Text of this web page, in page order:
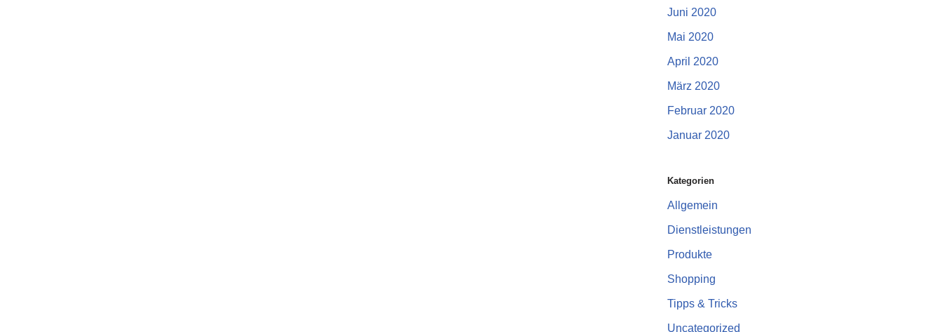
Juni 2020
Mai 2020
April 2020
März 2020
Februar 2020
Januar 2020
Kategorien
Allgemein
Dienstleistungen
Produkte
Shopping
Tipps & Tricks
Uncategorized